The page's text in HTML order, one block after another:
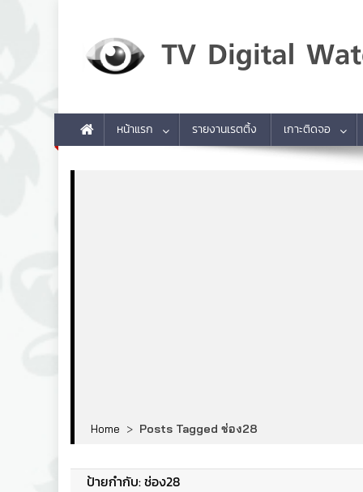
หน้าแรก รายงานเรตติ้ง เกาะติดจอ
Home > Posts Tagged ช่อง28
ป้ายกำกับ:ช่อง28